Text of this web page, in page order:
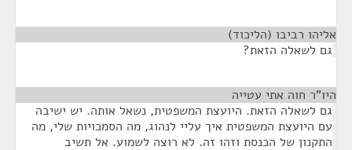
אליהו רביבו (הליכוד)
גם לשאלה הזאת?
היו"ר חוה אתי עטייה
גם לשאלה הזאת. היועצת המשפטית, נשאל אותה. יש ישיבה
עם היועצת המשפטית איך עליי לנהוג, מה הסמכויות שלי, מה
התקנון של הכנסת וזהו זה. לא רוצה לשמוע. אל תשיב